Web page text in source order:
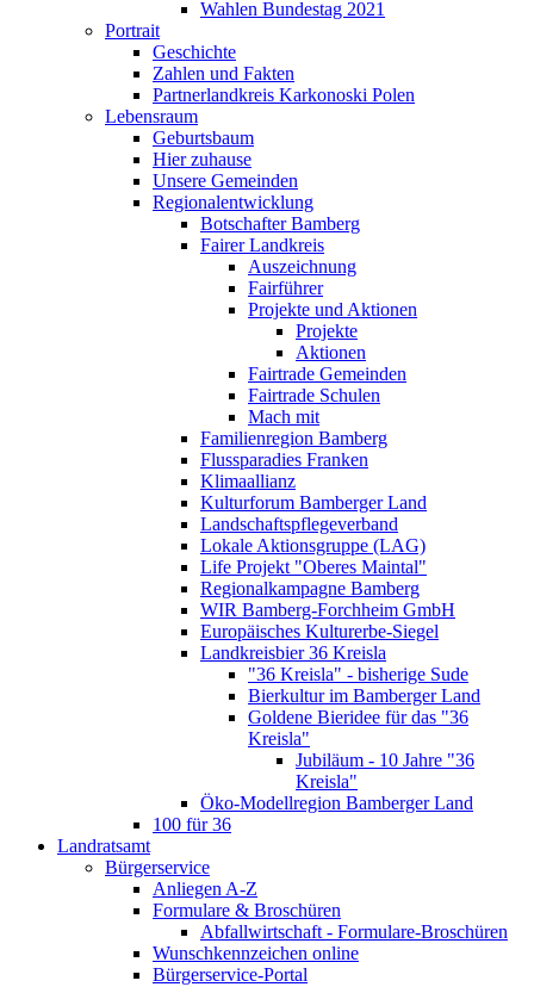
Wahlen Bundestag 2021
Portrait
Geschichte
Zahlen und Fakten
Partnerlandkreis Karkonoski Polen
Lebensraum
Geburtsbaum
Hier zuhause
Unsere Gemeinden
Regionalentwicklung
Botschafter Bamberg
Fairer Landkreis
Auszeichnung
Fairführer
Projekte und Aktionen
Projekte
Aktionen
Fairtrade Gemeinden
Fairtrade Schulen
Mach mit
Familienregion Bamberg
Flussparadies Franken
Klimaallianz
Kulturforum Bamberger Land
Landschaftspflegeverband
Lokale Aktionsgruppe (LAG)
Life Projekt "Oberes Maintal"
Regionalkampagne Bamberg
WIR Bamberg-Forchheim GmbH
Europäisches Kulturerbe-Siegel
Landkreisbier 36 Kreisla
"36 Kreisla" - bisherige Sude
Bierkultur im Bamberger Land
Goldene Bieridee für das "36
Kreisla"
Jubiläum - 10 Jahre "36
Kreisla"
Öko-Modellregion Bamberger Land
100 für 36
Landratsamt
Bürgerservice
Anliegen A-Z
Formulare & Broschüren
Abfallwirtschaft - Formulare-Broschüren
Wunschkennzeichen online
Bürgerservice-Portal